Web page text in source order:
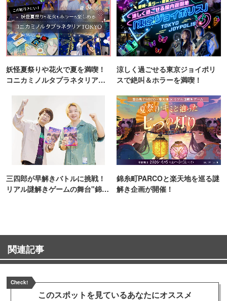
つまり、年の初めに豊作の神が来てくれるから「おめでた
い」のであり、精一杯歳神さまをおもてなしし、感謝し新
たな豊作を祈ったのが日本の正月のはじまりです。
12月中に神棚をきれいにし天照皇大神宮（天照さま・大神
宮さま）と氏神さま（久伊豆の神さま）をお祀りしましょ
う。
そして、すがすがしい気持ちで新年を迎えましょう。幣束
（歳神さまなどが宿る依り代）や晦日祓い等も頒布いたし
ます。
[そのほかの行事]
り、など各種行事を執り行っております。
[勝負運に]
も崇められ、軍事の成功等を祈願したといわれておりま
妖怪夏祭りや花火で夏を満喫！
コニカミノルタプラネタリア
涼しく過ごせる東京ジョイポリ
スで絶叫＆ホラーを満喫！
三四郎が早解きバトルに挑戦！
リアル謎解きゲームの舞台"錦糸
錦糸町PARCOと楽天地を巡る謎
解き企画が開催！
関連記事
Check!
このスポットを見ているあなたにオススメ